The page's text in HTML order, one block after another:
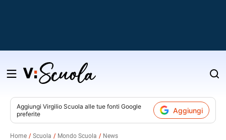
Salta
contenuto
Aggiungi Virgilio Scuola alle tue fonti Google
preferite
Aggiungi
Home Scuola Mondo Scuola News